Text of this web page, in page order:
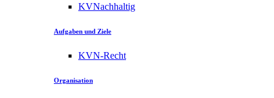
KVNachhaltig
Aufgaben und Ziele
KVN-Recht
Organisation